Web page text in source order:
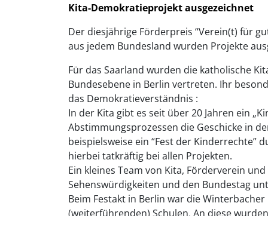
Kita-Demokratieprojekt ausgezeichnet
Der diesjährige Förderpreis “Verein(t) für
aus jedem Bundesland wurden Projekte
Für das Saarland wurden die katholische
Bundesebene in Berlin vertreten. Ihr
das Demokratieverständnis :
In der Kita gibt es seit über 20 Jahren ein
Abstimmungsprozessen die Geschicke in
beispielsweise ein “Fest der
hierbei tatkräftig bei allen Projekten.
Ein kleines Team von Kita, Förderverein
Sehenswürdigkeiten und den Bundestag
Beim Festakt in Berlin war die
(weiterführenden) Schulen. An diese